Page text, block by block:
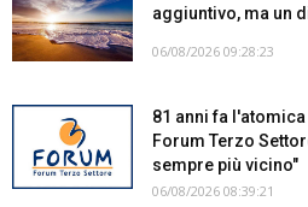
aggiuntivo, ma un
06/08/2026 09:28:23
81 anni fa
Forum Terzo
sempre più vicino"
06/08/2026 08:39:21